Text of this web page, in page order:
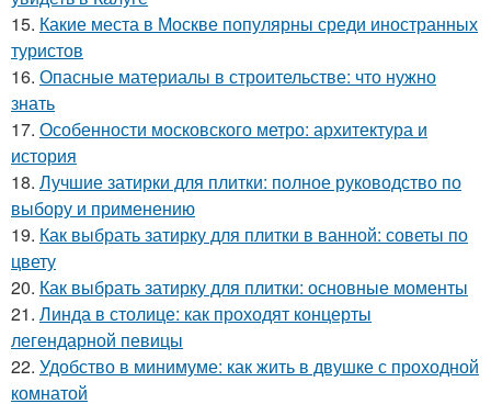
15. Какие места в Москве популярны среди иностранных
туристов
16. Опасные материалы в строительстве: что нужно
знать
17. Особенности московского метро: архитектура и
история
18. Лучшие затирки для плитки: полное руководство по
выбору и применению
19. Как выбрать затирку для плитки в ванной: советы по
цвету
20. Как выбрать затирку для плитки: основные моменты
21. Линда в столице: как проходят концерты
легендарной певицы
22. Удобство в минимуме: как жить в двушке с проходной
комнатой